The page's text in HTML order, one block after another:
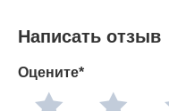
Написать отзыв
Оцените*